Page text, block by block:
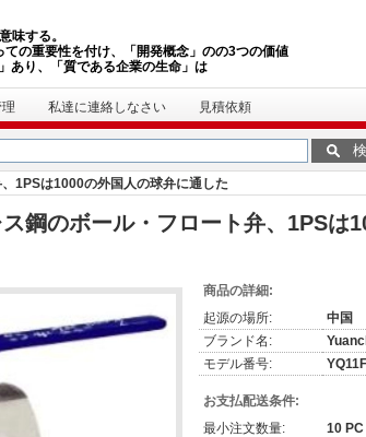
味する。
の重要性を付け、「開発概念」のの3つの価値
あり、「質である企業の生命」は
私達に連絡しなさい 見積依頼
1PSは1000の外国人の球弁に通した
鋼のボール・フロート弁、1PSは
商品の詳細:
起源の場所:
中国
ブランド名:
モデル番号:
お支払配送条件:
最小注文数量:
10 PC